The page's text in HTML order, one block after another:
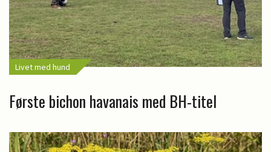
Livet med hund
Første bichon havanais med BH-titel